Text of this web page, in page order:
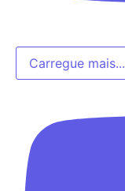
Carregue mais...